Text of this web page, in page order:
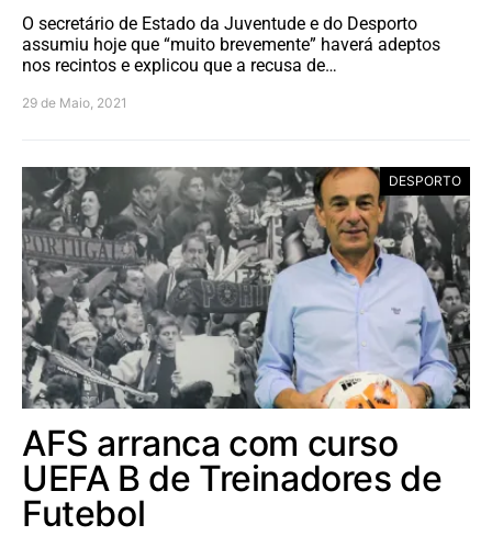
O secretário de Estado da Juventude e do Desporto
assumiu hoje que “muito brevemente” haverá adeptos
nos recintos e explicou que a recusa de…
29 de Maio, 2021
DESPORTO
AFS arranca com curso
UEFA B de Treinadores de
Futebol